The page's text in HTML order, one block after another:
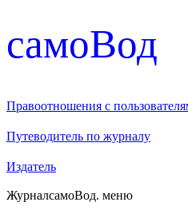
cамоВод
Правоотношения с
Путеводитель по журналу
Издатель
ЖурналсамоВод. меню